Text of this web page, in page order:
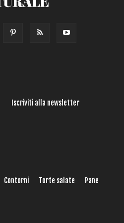
Iscriviti alla newsletter
Contorni Torte salate
Pane